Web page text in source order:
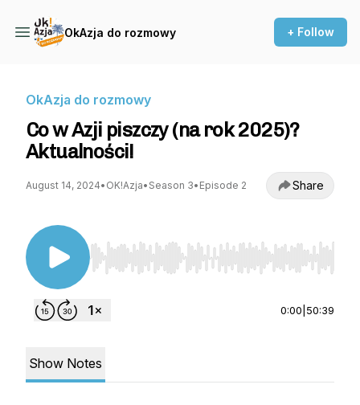
OkAzja do rozmowy + Follow
OkAzja do rozmowy
Co w Azji piszczy (na rok 2025)?
Aktualności!
August 14, 2024• OK!Azja• Season 3• Episode 2 Share
Use Left/Right to seek, Home/End to jump to
0:00 50:39
Show Notes